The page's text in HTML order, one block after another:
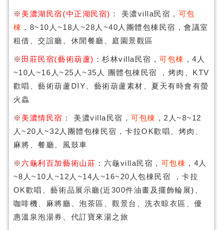
※ 美濃湖民宿(中正湖民宿) ： 美濃villa民宿， 可包
棟 ，8~10人~18人~28人~40人團體包棟民宿，會議室
租借、交誼廳、休閒餐廳、庭園景觀區
※ 田莊民宿(藝術葫蘆) ：杉林villa民宿，可包棟 ，4人
~10人~16人~25人~35人 團體包棟民宿 ，烤肉、KTV
歡唱、藝術葫蘆DIY、藝術葫蘆素材、夏天有時會有螢
火蟲
※ 美濃情民宿 ： 美濃villa民宿，可包棟 ，2人~8~12
人~20人~32人團體包棟民宿，卡拉OK歡唱、烤肉、
麻將、餐廳、風鼓車
※六龜利百加藝術山莊 ：六龜villa民宿， 可包棟 ，4人
~8人~10人~12人~14人~16~20人包棟民宿 ，卡拉
OK歡唱、藝術品展示廳(近300件油畫及擺飾輪展)、
咖啡機、麻將廳、泡茶區、觀景台、洗衣晾衣區、優
惠溫泉泡湯券、代訂寶來湯之旅